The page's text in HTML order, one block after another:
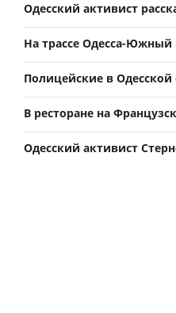
Одесский активист
На трассе Одесса-
Полицейские в
В ресторане на
Одесский активист